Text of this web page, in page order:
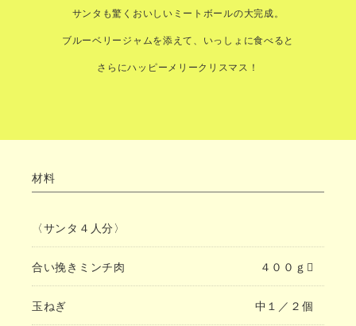
サンタも驚くおいしいミートボールの大完成。
ブルーベリージャムを添えて、いっしょに食べると
さらにハッピーメリークリスマス！
材料
〈サンタ４人分〉
合い挽きミンチ肉 ４００ｇ
玉ねぎ 中１／２個